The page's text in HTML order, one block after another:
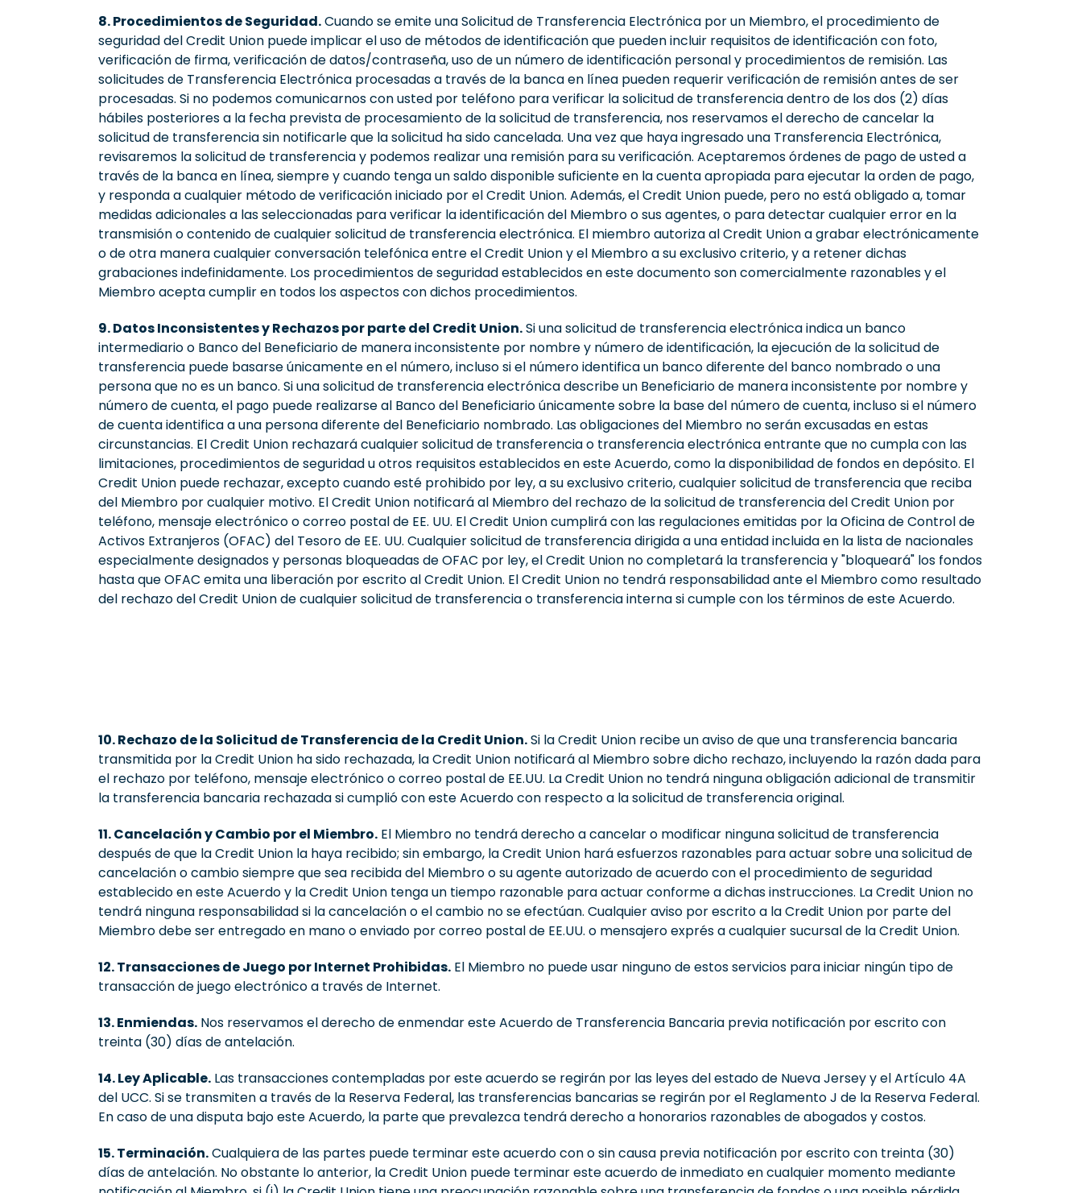
8. Procedimientos de Seguridad.Cuando se emite una Solicitud de Transferencia Electrónica por un Miembro, el procedimiento de
seguridad del Credit Union puede implicar el uso de métodos de identificación que pueden incluir requisitos de identificación con foto,
verificación de firma, verificación de datos/contraseña, uso de un número de identificación personal y procedimientos de remisión. Las
solicitudes de Transferencia Electrónica procesadas a través de la banca en línea pueden requerir verificación de remisión antes de ser
procesadas. Si no podemos comunicarnos con usted por teléfono para verificar la solicitud de transferencia dentro de los dos (2) días
hábiles posteriores a la fecha prevista de procesamiento de la solicitud de transferencia, nos reservamos el derecho de cancelar la
solicitud de transferencia sin notificarle que la solicitud ha sido cancelada. Una vez que haya ingresado una Transferencia Electrónica,
revisaremos la solicitud de transferencia y podemos realizar una remisión para su verificación. Aceptaremos órdenes de pago de usted a
través de la banca en línea, siempre y cuando tenga un saldo disponible suficiente en la cuenta apropiada para ejecutar la orden de pago,
y responda a cualquier método de verificación iniciado por el Credit Union. Además, el Credit Union puede, pero no está obligado a, tomar
medidas adicionales a las seleccionadas para verificar la identificación del Miembro o sus agentes, o para detectar cualquier error en la
transmisión o contenido de cualquier solicitud de transferencia electrónica. El miembro autoriza al Credit Union a grabar electrónicamente
o de otra manera cualquier conversación telefónica entre el Credit Union y el Miembro a su exclusivo criterio, y a retener dichas
grabaciones indefinidamente. Los procedimientos de seguridad establecidos en este documento son comercialmente razonables y el
Miembro acepta cumplir en todos los aspectos con dichos procedimientos.
9. Datos Inconsistentes y Rechazos por parte del Credit Union.Si una solicitud de transferencia electrónica indica un banco
intermediario o Banco del Beneficiario de manera inconsistente por nombre y número de identificación, la ejecución de la solicitud de
transferencia puede basarse únicamente en el número, incluso si el número identifica un banco diferente del banco nombrado o una
persona que no es un banco. Si una solicitud de transferencia electrónica describe un Beneficiario de manera inconsistente por nombre y
número de cuenta, el pago puede realizarse al Banco del Beneficiario únicamente sobre la base del número de cuenta, incluso si el número
de cuenta identifica a una persona diferente del Beneficiario nombrado. Las obligaciones del Miembro no serán excusadas en estas
circunstancias. El Credit Union rechazará cualquier solicitud de transferencia o transferencia electrónica entrante que no cumpla con las
limitaciones, procedimientos de seguridad u otros requisitos establecidos en este Acuerdo, como la disponibilidad de fondos en depósito. El
Credit Union puede rechazar, excepto cuando esté prohibido por ley, a su exclusivo criterio, cualquier solicitud de transferencia que reciba
del Miembro por cualquier motivo. El Credit Union notificará al Miembro del rechazo de la solicitud de transferencia del Credit Union por
teléfono, mensaje electrónico o correo postal de EE. UU. El Credit Union cumplirá con las regulaciones emitidas por la Oficina de Control de
Activos Extranjeros (OFAC) del Tesoro de EE. UU. Cualquier solicitud de transferencia dirigida a una entidad incluida en la lista de nacionales
especialmente designados y personas bloqueadas de OFAC por ley, el Credit Union no completará la transferencia y "bloqueará" los fondos
hasta que OFAC emita una liberación por escrito al Credit Union. El Credit Union no tendrá responsabilidad ante el Miembro como resultado
del rechazo del Credit Union de cualquier solicitud de transferencia o transferencia interna si cumple con los términos de este Acuerdo.
10. Rechazo de la Solicitud de Transferencia de la Credit Union.Si la Credit Union recibe un aviso de que una transferencia bancaria
transmitida por la Credit Union ha sido rechazada, la Credit Union notificará al Miembro sobre dicho rechazo, incluyendo la razón dada para
el rechazo por teléfono, mensaje electrónico o correo postal de EE.UU. La Credit Union no tendrá ninguna obligación adicional de transmitir
la transferencia bancaria rechazada si cumplió con este Acuerdo con respecto a la solicitud de transferencia original.
11. Cancelación y Cambio por el Miembro. El Miembro no tendrá derecho a cancelar o modificar ninguna solicitud de transferencia
después de que la Credit Union la haya recibido; sin embargo, la Credit Union hará esfuerzos razonables para actuar sobre una solicitud de
cancelación o cambio siempre que sea recibida del Miembro o su agente autorizado de acuerdo con el procedimiento de seguridad
establecido en este Acuerdo y la Credit Union tenga un tiempo razonable para actuar conforme a dichas instrucciones. La Credit Union no
tendrá ninguna responsabilidad si la cancelación o el cambio no se efectúan. Cualquier aviso por escrito a la Credit Union por parte del
Miembro debe ser entregado en mano o enviado por correo postal de EE.UU. o mensajero exprés a cualquier sucursal de la Credit Union.
12. Transacciones de Juego por Internet Prohibidas. El Miembro no puede usar ninguno de estos servicios para iniciar ningún tipo de
transacción de juego electrónico a través de Internet.
13. Enmiendas. Nos reservamos el derecho de enmendar este Acuerdo de Transferencia Bancaria previa notificación por escrito con
treinta (30) días de antelación.
14. Ley Aplicable. Las transacciones contempladas por este acuerdo se regirán por las leyes del estado de Nueva Jersey y el Artículo 4A
del UCC. Si se transmiten a través de la Reserva Federal, las transferencias bancarias se regirán por el Reglamento J de la Reserva Federal.
En caso de una disputa bajo este Acuerdo, la parte que prevalezca tendrá derecho a honorarios razonables de abogados y costos.
15. Terminación.Cualquiera de las partes puede terminar este acuerdo con o sin causa previa notificación por escrito con treinta (30)
días de antelación. No obstante lo anterior, la Credit Union puede terminar este acuerdo de inmediato en cualquier momento mediante